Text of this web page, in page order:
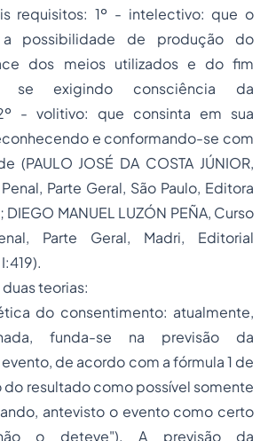
requisitos: 1º - intelectivo: que o
a possibilidade de produção do
dos meios utilizados e do fim
se exigindo consciência da
- volitivo: que consinta em sua
e conformando-se com
(PAULO JOSÉ DA COSTA JÚNIOR,
Parte Geral, São Paulo, Editora
DIEGO MANUEL LUZÓN PEÑA, Curso
Parte Geral, Madri, Editorial
teorias:
do consentimento: atualmente,
funda-se na previsão da
de acordo com a fórmula 1 de
do resultado como possível somente
antevisto o evento como certo
o deteve"). A previsão da